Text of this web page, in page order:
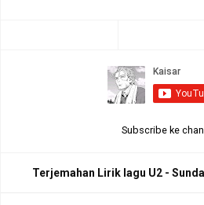
Subscribe ke
Terjemahan Lirik lagu U2 -